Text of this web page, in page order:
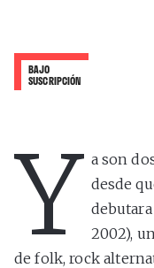
BAJO
SUSCRIPCIÓN
Y a son
desde
2002),
de folk, rock